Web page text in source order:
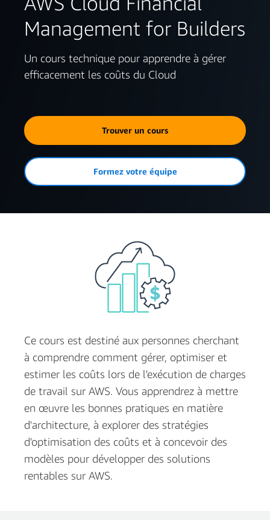
Management for Builders
Un cours technique pour apprendre à gérer
efficacement les coûts du Cloud
Trouver un cours
Formez votre équipe
Ce cours est destiné aux personnes cherchant
à comprendre comment gérer, optimiser et
estimer les coûts lors de l'exécution de charges
de travail sur AWS. Vous apprendrez à mettre
en œuvre les bonnes pratiques en matière
d'architecture, à explorer des stratégies
d'optimisation des coûts et à concevoir des
modèles pour développer des solutions
rentables sur AWS.